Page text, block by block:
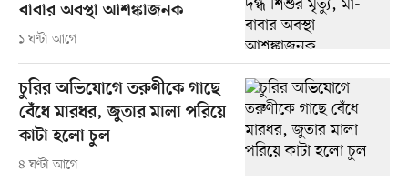
বাবার অবস্থা আশঙ্কাজনক
১ ঘণ্টা আগে
চুরির অভিযোগে তরুণীকে গাছে
বেঁধে মারধর, জুতার মালা পরিয়ে
কাটা হলো চুল
৪ ঘণ্টা আগে